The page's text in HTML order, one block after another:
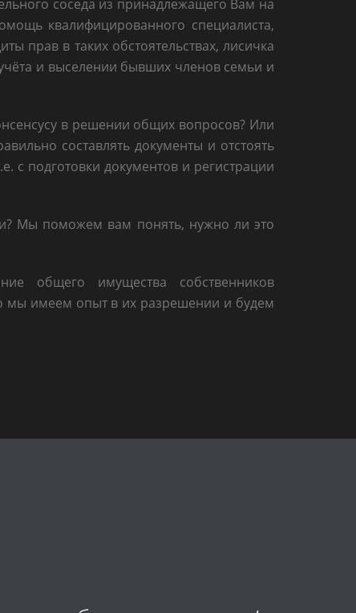
соседа из принадлежащего Вам на
квалифицированного специалиста,
прав в таких обстоятельствах, лисичка
и выселении бывших членов семьи и
в решении общих вопросов? Или
составлять документы и отстоять
с подготовки документов и регистрации
Мы поможем вам понять, нужно ли это
общего имущества собственников
мы имеем опыт в их разрешении и будем